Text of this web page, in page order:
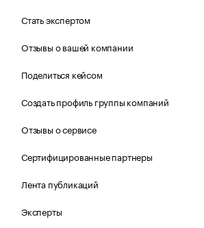
Стать экспертом
Отзывы о вашей компании
Поделиться кейсом
Создать профиль группы компаний
Отзывы о сервисе
Сертифицированные партнеры
Лента публикаций
Эксперты